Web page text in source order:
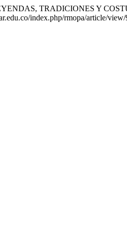
TRADICIONES Y
index.php/rmopa/article/